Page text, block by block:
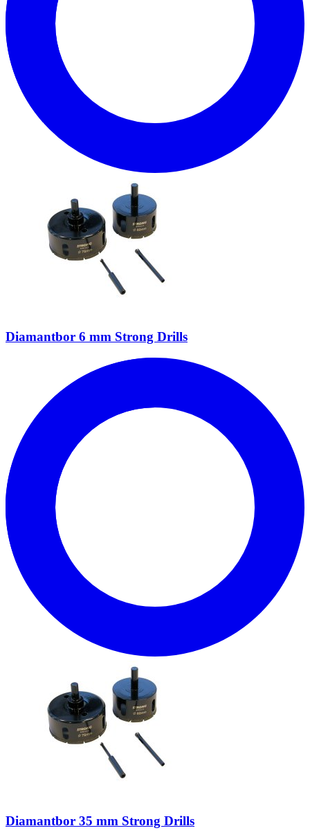
Diamantbor 6 mm Strong Drills
Diamantbor 35 mm Strong Drills